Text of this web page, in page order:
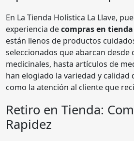
En La Tienda Holística La Llave,
experiencia decompras en tienda
están llenos de productos
seleccionados que abarcan desde
medicinales, hasta artículos de
han elogiado la variedad y calidad
como la atención al cliente que
Retiro en Tienda:
Rapidez